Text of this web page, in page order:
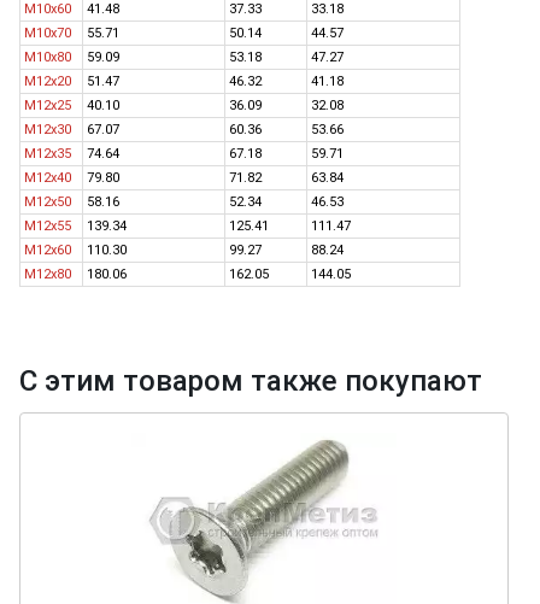
M10x60
41.48 37.33
33.18
M10x70
55.71 50.14
44.57
M10x80
59.09 53.18
47.27
M12x20
51.47 46.32
41.18
M12x25
40.10 36.09
32.08
M12x30
67.07 60.36
53.66
M12x35
74.64 67.18
59.71
M12x40
79.80 71.82
63.84
M12x50
58.16 52.34
46.53
M12x55
139.34 125.41
111.47
M12x60
110.30 99.27
88.24
M12x80
180.06 162.05 144.05
С этим товаром также покупают